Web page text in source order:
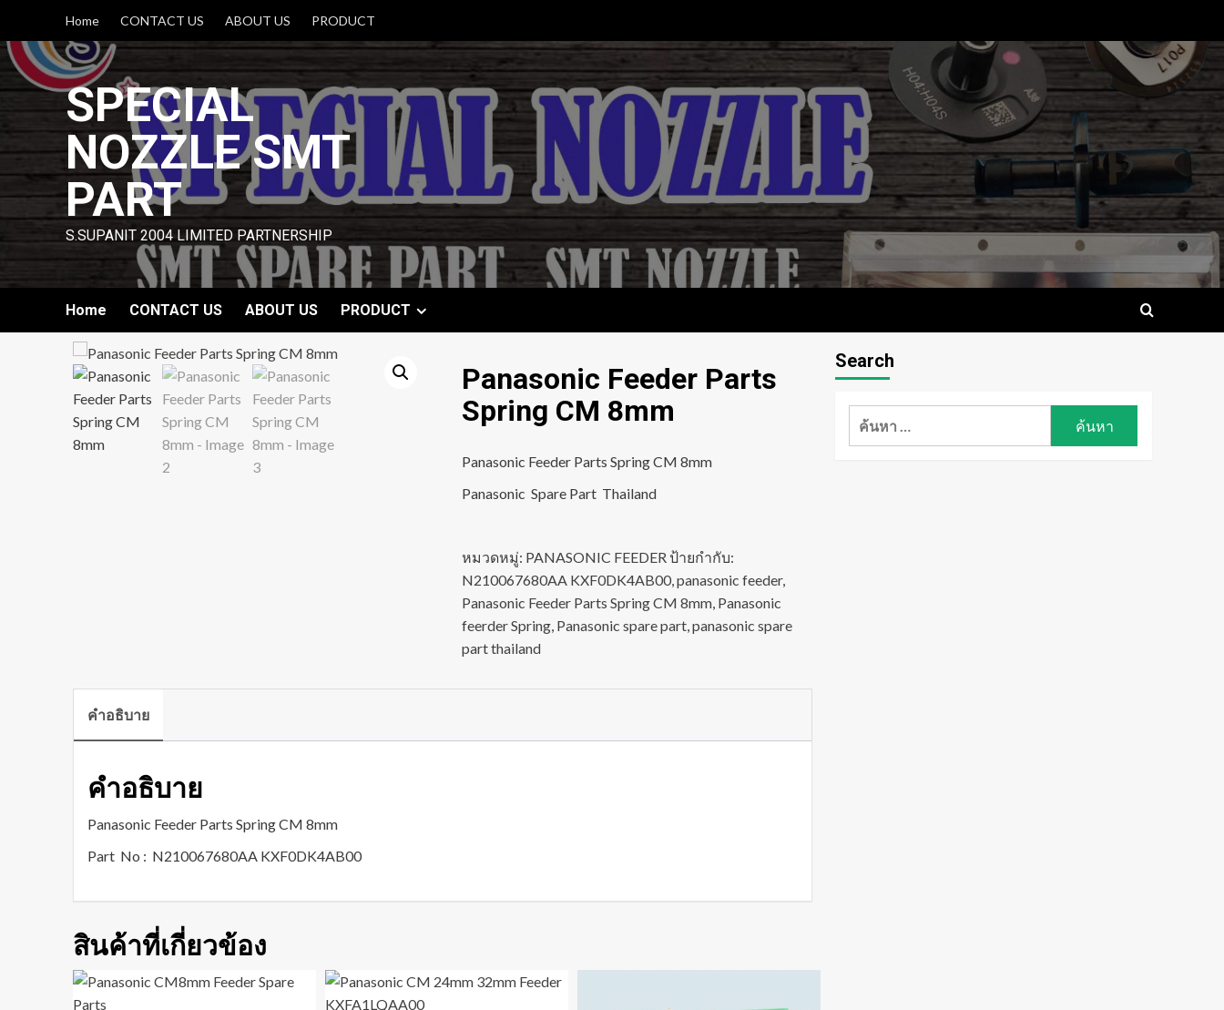
content
Home CONTACT US ABOUT US PRODUCT
SPECIAL
NOZZLE SMT
PART
S.SUPANIT 2004 LIMITED PARTNERSHIP
Home CONTACT US ABOUT US PRODUCT
Panasonic Feeder Parts
Spring CM 8mm
Panasonic Feeder Parts Spring CM 8mm
Panasonic Spare Part Thailand
หมวดหมู่: PANASONIC FEEDERป้ายกำกับ:
N210067680AA KXF0DK4AB00,panasonic feeder,
Panasonic Feeder Parts Spring CM 8mm, Panasonic
feerder Spring, Panasonic spare part,panasonic spare
part thailand
คำอธิบาย
คำอธิบาย
Panasonic Feeder Parts Spring CM 8mm
Part No : N210067680AA KXF0DK4AB00
สินค้าที่เกี่ยวข้อง
Search
ค้นหา